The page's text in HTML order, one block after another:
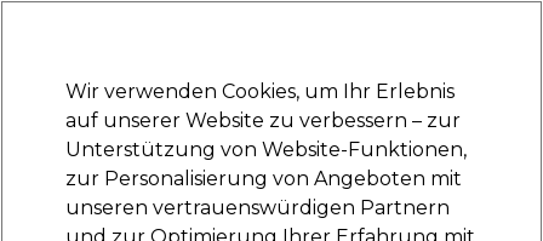
Anmelden
Marken Deals Haare Elektrogeräte Saloneinrichtung
Lieferung und Lieferzeiten
– mehr erfahren
Wir verwenden Cookies, um Ihr Erlebnis
auf unserer Website zu verbessern – zur
Unterstützung von Website-Funktionen,
zur Personalisierung von Angeboten mit
unseren vertrauenswürdigen Partnern